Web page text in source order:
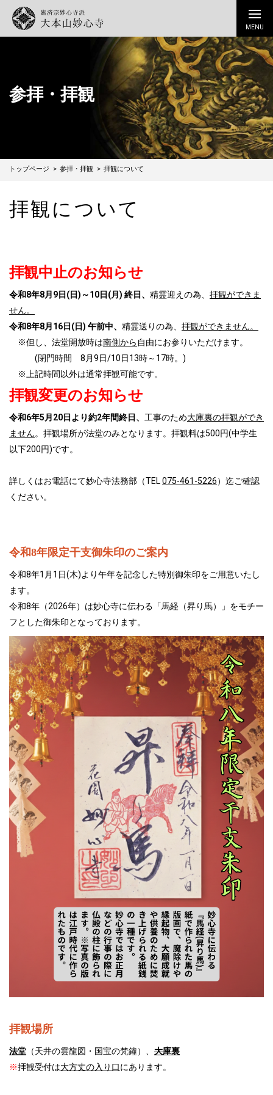
参拝・拝観
トップページ 参拝・拝観 拝観について
拝観について
拝観中止のお知らせ
令和8年8月9日(日)～10日(月) 終日、 精霊迎えの為、 拝観ができま
せん。
令和8年8月16日(日) 午前中、 精霊送りの為、 拝観ができません。
※但し、法堂開放時は南側から 自由にお参りいただけます。
(閉門時間 8月9日/10日13時～17時。)
※上記時間以外は通常拝観可能です。
拝観変更のお知らせ
令和6年5 月20日より約2年間終日 、 工事のため大庫裏の拝観ができ
ません。拝観場所が法堂のみとなります。拝観料は500円(中学生
以下200円)です。
詳しくはお電話にて妙心寺法務部（TEL 075-461-5226）迄ご確認
ください。
令和8年限定干支御朱印のご案内
令和8年1月1日(木)より午年を記念した特別御朱印をご用意いたし
ます。
令和8年（2026年）は妙心寺に伝わる「馬経（昇り馬）」をモチー
フとした御朱印となっております。
拝観場所
法堂 （天井の雲龍図・国宝の梵鐘）、 大庫裏
※拝観受付は大方丈の入り口にあります。